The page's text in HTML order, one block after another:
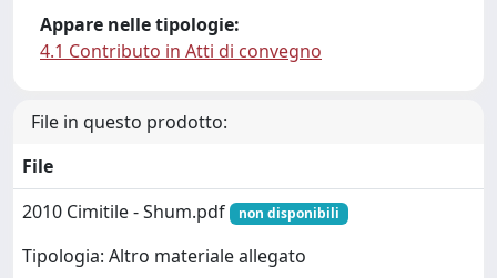
Appare nelle tipologie:
4.1 Contributo in Atti di convegno
File in questo prodotto:
File
2010 Cimitile - Shum.pdf
non disponibili
Tipologia: Altro materiale allegato